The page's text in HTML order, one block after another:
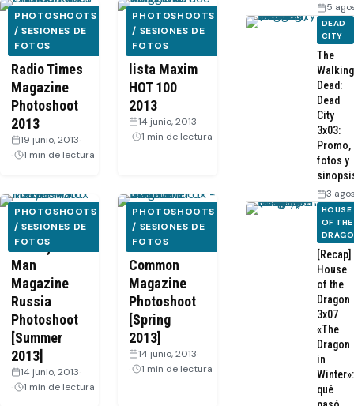
PHOTOSHOOTS
/ SESIONES DE
FOTOS
Game of
Thrones –
Radio Times
Magazine
Photoshoot
2013
19 junio, 2013
1 min de lectura
PHOTOSHOOTS
/ SESIONES DE
FOTOS
Maggie
Grace en la
lista Maxim
HOT 100
2013
14 junio, 2013
1 min de lectura
PHOTOSHOOTS
/ SESIONES DE
FOTOS
Matthew Fox
– InStyle
Man
Magazine
Russia
Photoshoot
[Summer
2013]
14 junio, 2013
1 min de lectura
PHOTOSHOOTS
/ SESIONES DE
FOTOS
Matthew Fox
– Boston
Common
Magazine
Photoshoot
[Spring
2013]
14 junio, 2013
1 min de lectura
5
DEAD
CITY
The
Walking
Dead:
Dead
City
3x03:
Promo,
fotos y
3
HOUSE
OF THE
[Recap]
House
of the
Dragon
3x07
«The
Dragon
in
Winter»:
qué